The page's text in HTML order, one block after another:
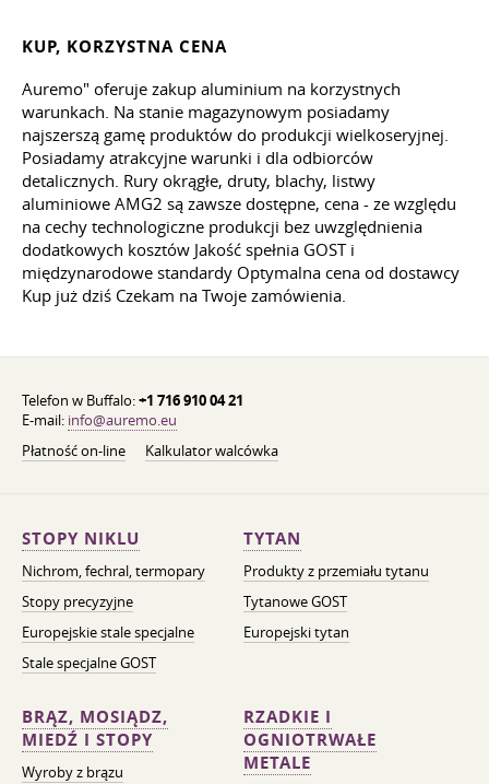
KUP, KORZYSTNA CENA
Auremo" oferuje zakup aluminium na korzystnych
warunkach. Na stanie magazynowym posiadamy
najszerszą gamę produktów do produkcji wielkoseryjnej.
Posiadamy atrakcyjne warunki i dla odbiorców
detalicznych. Rury okrągłe, druty, blachy, listwy
aluminiowe AMG2 są zawsze dostępne, cena - ze względu
na cechy technologiczne produkcji bez uwzględnienia
dodatkowych kosztów Jakość spełnia GOST i
międzynarodowe standardy Optymalna cena od dostawcy
Kup już dziś Czekam na Twoje zamówienia.
Telefon w Buffalo:+1 716 910 04 21
E-mail: info@auremo.eu
Płatność on-line
Kalkulator walcówka
STOPY NIKLU
Nichrom, fechral, termopary
Stopy precyzyjne
Europejskie stale specjalne
Stale specjalne GOST
TYTAN
Produkty z przemiału tytanu
Tytanowe GOST
Europejski tytan
BRĄZ, MOSIĄDZ,
MIEDŹ I STOPY
Wyroby z brązu
RZADKIE I
OGNIOTRWAŁE
METALE